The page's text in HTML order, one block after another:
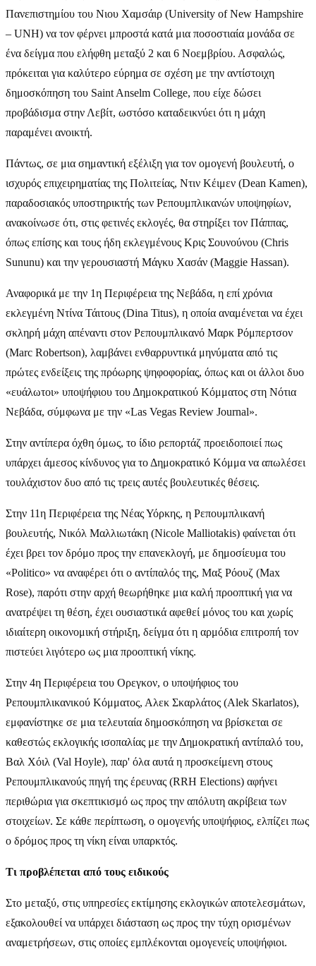
Πανεπιστημίου του Νιου Χαμσάιρ (University of New Hampshire
– UNH) να τον φέρνει μπροστά κατά μια ποσοστιαία μονάδα σε
ένα δείγμα που ελήφθη μεταξύ 2 και 6 Νοεμβρίου. Ασφαλώς,
πρόκειται για καλύτερο εύρημα σε σχέση με την αντίστοιχη
δημοσκόπηση του Saint Anselm College, που είχε δώσει
προβάδισμα στην Λεβίτ, ωστόσο καταδεικνύει ότι η μάχη
παραμένει ανοικτή.
Πάντως, σε μια σημαντική εξέλιξη για τον ομογενή βουλευτή, ο
ισχυρός επιχειρηματίας της Πολιτείας, Ντιν Κέιμεν (Dean Kamen),
παραδοσιακός υποστηρικτής των Ρεπουμπλικανών υποψηφίων,
ανακοίνωσε ότι, στις φετινές εκλογές, θα στηρίξει τον Πάππας,
όπως επίσης και τους ήδη εκλεγμένους Κρις Σουνούνου (Chris
Sununu) και την γερουσιαστή Μάγκυ Χασάν (Maggie Hassan).
Αναφορικά με την 1η Περιφέρεια της Νεβάδα, η επί χρόνια
εκλεγμένη Ντίνα Τάιτους (Dina Titus), η οποία αναμένεται να έχει
σκληρή μάχη απέναντι στον Ρεπουμπλικανό Μαρκ Ρόμπερτσον
(Marc Robertson), λαμβάνει ενθαρρυντικά μηνύματα από τις
πρώτες ενδείξεις της πρόωρης ψηφοφορίας, όπως και οι άλλοι δυο
«ευάλωτοι» υποψήφιου του Δημοκρατικού Κόμματος στη Νότια
Νεβάδα, σύμφωνα με την «Las Vegas Review Journal».
Στην αντίπερα όχθη όμως, το ίδιο ρεπορτάζ προειδοποιεί πως
υπάρχει άμεσος κίνδυνος για το Δημοκρατικό Κόμμα να απωλέσει
τουλάχιστον δυο από τις τρεις αυτές βουλευτικές θέσεις.
Στην 11η Περιφέρεια της Νέας Υόρκης, η Ρεπουμπλικανή
βουλευτής, Νικόλ Μαλλιωτάκη (Nicole Malliotakis) φαίνεται ότι
έχει βρει τον δρόμο προς την επανεκλογή, με δημοσίευμα του
«Politico» να αναφέρει ότι ο αντίπαλός της, Μαξ Ρόουζ (Max
Rose), παρότι στην αρχή θεωρήθηκε μια καλή προοπτική για να
ανατρέψει τη θέση, έχει ουσιαστικά αφεθεί μόνος του και χωρίς
ιδιαίτερη οικονομική στήριξη, δείγμα ότι η αρμόδια επιτροπή τον
πιστεύει λιγότερο ως μια προοπτική νίκης.
Στην 4η Περιφέρεια του Ορεγκον, ο υποψήφιος του
Ρεπουμπλικανικού Κόμματος, Αλεκ Σκαρλάτος (Alek Skarlatos),
εμφανίστηκε σε μια τελευταία δημοσκόπηση να βρίσκεται σε
καθεστώς εκλογικής ισοπαλίας με την Δημοκρατική αντίπαλό του,
Βαλ Χόιλ (Val Hoyle), παρ' όλα αυτά η προσκείμενη στους
Ρεπουμπλικανούς πηγή της έρευνας (RRH Elections) αφήνει
περιθώρια για σκεπτικισμό ως προς την απόλυτη ακρίβεια των
στοιχείων. Σε κάθε περίπτωση, ο ομογενής υποψήφιος, ελπίζει πως
ο δρόμος προς τη νίκη είναι υπαρκτός.
Τι προβλέπεται από τους ειδικούς
Στο μεταξύ, στις υπηρεσίες εκτίμησης εκλογικών αποτελεσμάτων,
εξακολουθεί να υπάρχει διάσταση ως προς την τύχη ορισμένων
αναμετρήσεων, στις οποίες εμπλέκονται ομογενείς υποψήφιοι.